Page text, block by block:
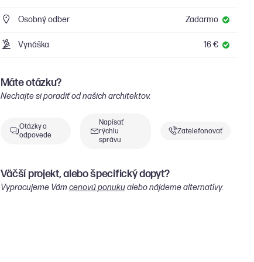
Osobný odber Zadarmo
Vynáška 16 €
Máte otázku?
Nechajte si poradiť od našich architektov.
Otázky a
odpovede
Napísať
rýchlu
správu
Zatelefonovať
Väčší projekt, alebo špecifický dopyt?
Vypracujeme Vámcenovú ponukualebo nájdeme alternatívy.